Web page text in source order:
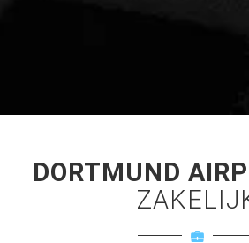
DORTMUND